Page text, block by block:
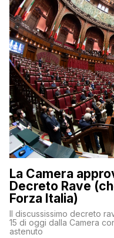
La Camera
Decreto Rave
Forza Italia)
Il discussissimo decreto
15 di oggi dalla Camera
astenuto